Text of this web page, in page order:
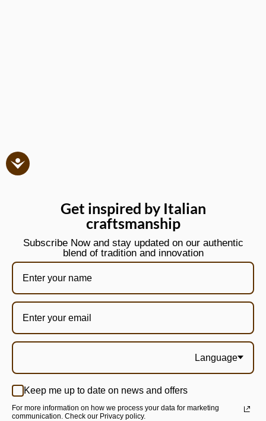
Get inspired by Italian
craftsmanship
Subscribe Now and stay updated on our authentic
blend of tradition and innovation
Language
Keep me up to date on news and offers
For more information on how we process your data for marketing
communication. Check our Privacy policy.